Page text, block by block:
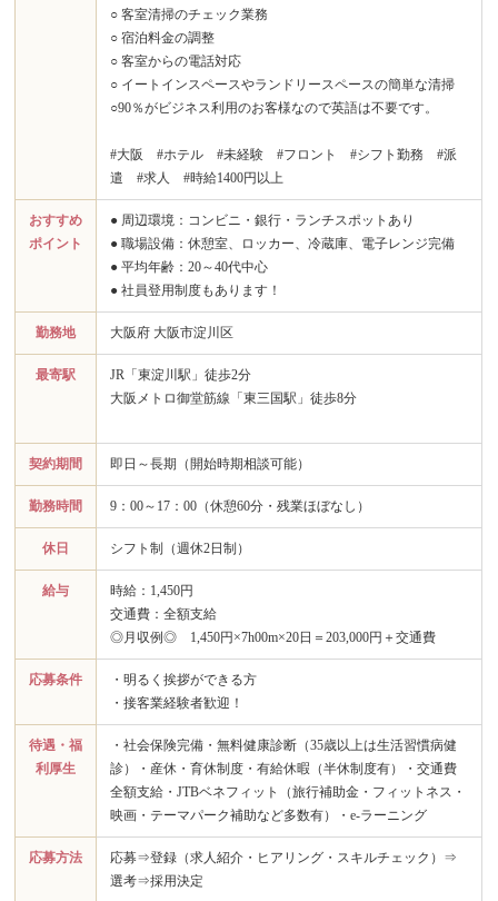
○ 客室清掃のチェック業務
○ 宿泊料金の調整
○ 客室からの電話対応
○ イートインスペースやランドリースペースの簡単な清掃
○90％がビジネス利用のお客様なので英語は不要です。
#大阪 #ホテル #未経験 #フロント #シフト勤務 #派
遣 #求人 #時給1400円以上
おすすめ
ポイント
● 周辺環境：コンビニ・銀行・ランチスポットあり
● 職場設備：休憩室、ロッカー、冷蔵庫、電子レンジ完備
● 平均年齢：20～40代中心
● 社員登用制度もあります！
勤務地 大阪府 大阪市淀川区
最寄駅
JR「東淀川駅」徒歩2分
大阪メトロ御堂筋線「東三国駅」徒歩8分
契約期間 即日～長期（開始時期相談可能）
勤務時間 9：00～17：00（休憩60分・残業ほぼなし）
休日 シフト制（週休2日制）
給与
時給：1,450円
交通費：全額支給
◎月収例◎ 1,450円×7h00m×20日＝203,000円＋交通費
応募条件
・明るく挨拶ができる方
・接客業経験者歓迎！
待遇・福
利厚生
・社会保険完備・無料健康診断（35歳以上は生活習慣病健
診）・産休・育休制度・有給休暇（半休制度有）・交通費
全額支給・JTBベネフィット（旅行補助金・フィットネス・
映画・テーマパーク補助など多数有）・e-ラーニング
応募方法
応募⇒登録（求人紹介・ヒアリング・スキルチェック）⇒
選考⇒採用決定